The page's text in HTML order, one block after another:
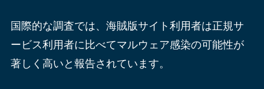
国際的な調査では、海賊版サイト利用者は正規サ
ービス利用者に比べてマルウェア感染の可能性が
著しく高いと報告されています。